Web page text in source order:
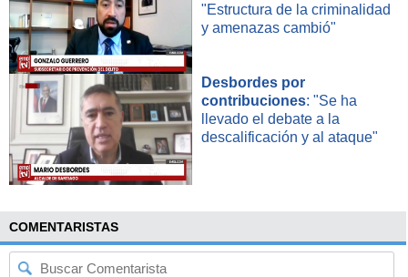
"Estructura de la criminalidad
y amenazas cambió"
Desbordes por
contribuciones: "Se ha
llevado el debate a la
descalificación y al ataque"
COMENTARISTAS